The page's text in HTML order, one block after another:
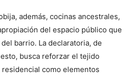
además, cocinas ancestrales,
del espacio público que
del barrio. La declaratoria, de
busca reforzar el tejido
como elementos